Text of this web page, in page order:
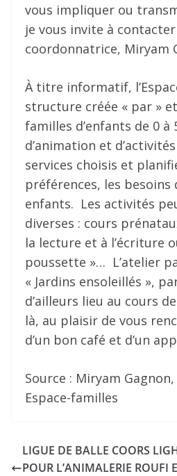
vous impliquer ou
je vous invite à
coordonnatrice, Miryam
À titre informatif,
structure créée « par »
familles d’enfants de 0 à
d’animation et
services choisis et
préférences, les besoins
enfants. Les activités
diverses : cours
la lecture et à l’écriture
poussette »… L’atelier
« Jardins ensoleillés »,
d’ailleurs lieu au cours
là, au plaisir de vous
d’un bon café et d’un
Source : Miryam
Espace-familles
LIGUE DE BALLE COORS
POUR L’ANIMALERIE ROUFI